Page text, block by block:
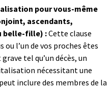
pour vous-même
ascendants,
belle-fille) :Cette clause
l’un de vos proches êtes
tel qu’un décès, un
nécessitant une
inclure des membres de la